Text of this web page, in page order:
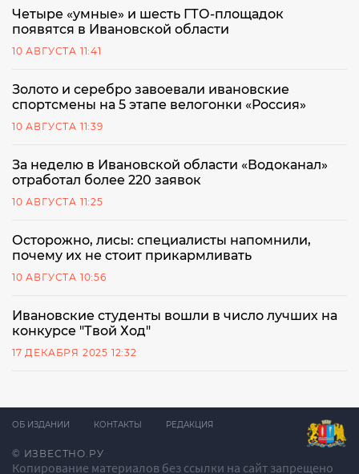
Четыре «умные» и шесть ГТО-площадок
появятся в Ивановской области
10 АВГУСТА 11:41
Золото и серебро завоевали ивановские
спортсмены на 5 этапе велогонки «Россия»
10 АВГУСТА 11:39
За неделю в Ивановской области «Водоканал»
отработал более 220 заявок
10 АВГУСТА 11:25
Осторожно, лисы: специалисты напомнили,
почему их не стоит прикармливать
10 АВГУСТА 10:56
Ивановские студенты вошли в число лучших на
конкурсе "Твой Ход"
17 ДЕКАБРЯ 2025 12:32
© ИЗВЕСТНО.РУ
Копирование материалов без ссылки на сайт запрещено
ОБ ИЗДАНИИ КОНТАКТЫ РЕДАКЦИЯ